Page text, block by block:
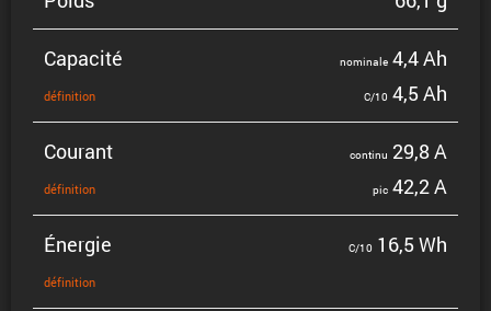
Capacité
défini­tion
nominale 4,4 Ah
C/10 4,5 Ah
Courant
défini­tion
continu 29,8 A
pic 42,2 A
Énergie
défini­tion
C/10 16,5 Wh